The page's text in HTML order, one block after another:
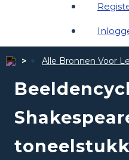
Alle Bronnen Voor